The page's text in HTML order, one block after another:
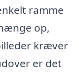
ramme
op,
kræver
er det